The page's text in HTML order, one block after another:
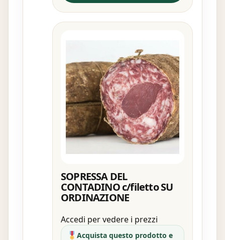
SOPRESSA DEL
CONTADINO c/filetto SU
ORDINAZIONE
Accedi per vedere i prezzi
Acquista questo prodotto e